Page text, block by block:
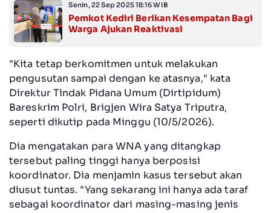
Senin, 22 Sep 2025 18:16 WIB
Pemkot Kediri Berikan Kesempatan Bagi
Warga Ajukan Reaktivasi
"Kita tetap berkomitmen untuk melakukan
pengusutan sampai dengan ke atasnya," kata
Direktur Tindak Pidana Umum (Dirtipidum)
Bareskrim Polri, Brigjen Wira Satya Triputra,
seperti dikutip pada Minggu (10/5/2026).
Dia mengatakan para WNA yang ditangkap
tersebut paling tinggi hanya berposisi
koordinator. Dia menjamin kasus tersebut akan
diusut tuntas. "Yang sekarang ini hanya ada taraf
sebagai koordinator dari masing-masing jenis